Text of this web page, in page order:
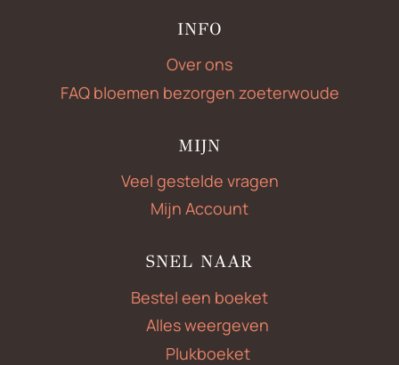
INFO
Over ons
FAQ bloemen bezorgen zoeterwoude
MIJN
Veel gestelde vragen
Mijn Account
SNEL NAAR
Bestel een boeket
Alles weergeven
Plukboeket